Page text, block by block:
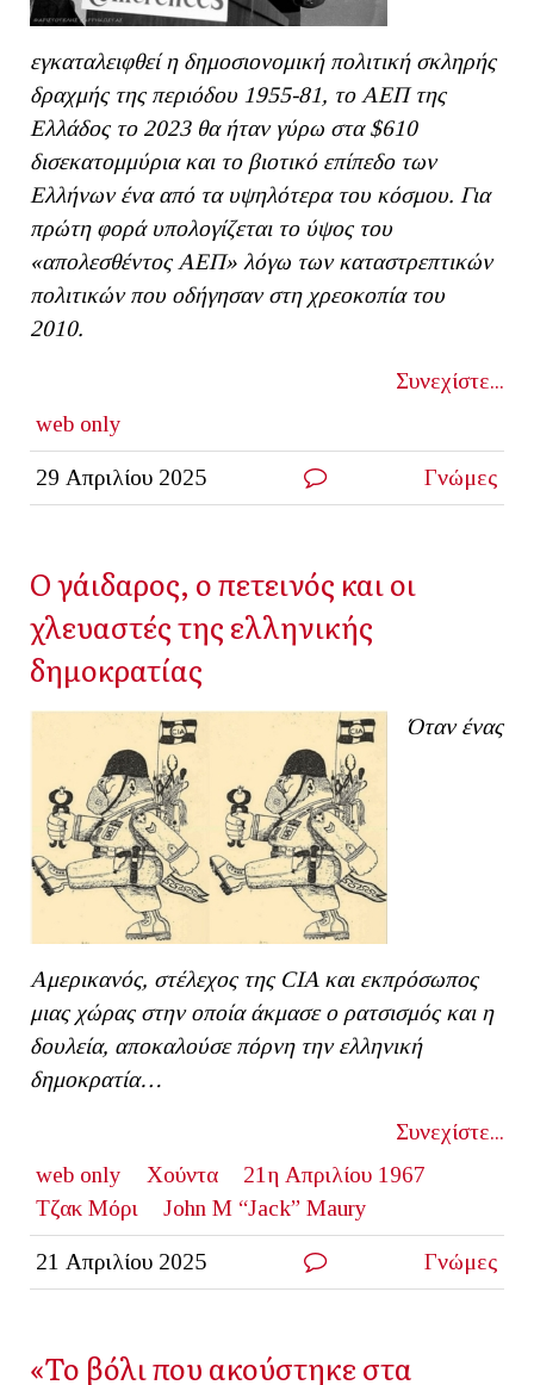
εγκαταλειφθεί η δημοσιονομική πολιτική σκληρής
δραχμής της περιόδου 1955-81, το ΑΕΠ της
Ελλάδος το 2023 θα ήταν γύρω στα $610
δισεκατομμύρια και το βιοτικό επίπεδο των
Ελλήνων ένα από τα υψηλότερα του κόσμου. Για
πρώτη φορά υπολογίζεται το ύψος του
«απολεσθέντος ΑΕΠ» λόγω των καταστρεπτικών
πολιτικών που οδήγησαν στη χρεoκοπία του
2010.
Συνεχίστε...
web only
29 Απριλίου 2025 Γνώμες
Ο γάιδαρος, ο πετεινός και οι
χλευαστές της ελληνικής
δημοκρατίας
Όταν ένας
Αμερικανός, στέλεχος της CIA και εκπρόσωπος
μιας χώρας στην οποία άκμασε ο ρατσισμός και η
δουλεία, αποκαλούσε πόρνη την ελληνική
δημοκρατία…
Συνεχίστε...
web only
Χούντα
21η Απριλίου 1967
Τζακ Μόρι
John M “Jack” Maury
21 Απριλίου 2025 Γνώμες
«Το βόλι που ακούστηκε στα